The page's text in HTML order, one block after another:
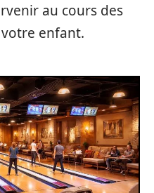
au cours des
enfant.